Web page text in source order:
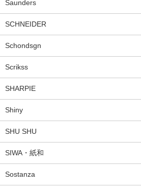
Saunders
SCHNEIDER
Schondsgn
Scrikss
SHARPIE
Shiny
SHU SHU
SIWA・紙和
Sostanza